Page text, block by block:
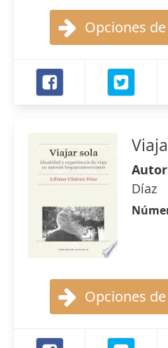
Opciones
Díaz
Opciones